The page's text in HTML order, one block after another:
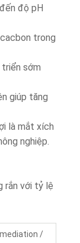
độ pH
trong
sớm
giúp tăng
là mắt xích
nghiệp.
rắn với tỷ lệ
/